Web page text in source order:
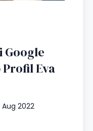
Google
Eva
Aug 2022